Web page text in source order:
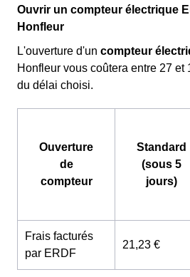
Ouvrir un compteur électrique
Honfleur
L'ouverture d'un compteur
Honfleur vous coûtera entre 27 et
du délai choisi.
Ouverture
de
compteur
Standard
(sous 5
jours)
Frais facturés
par ERDF
21,23 €